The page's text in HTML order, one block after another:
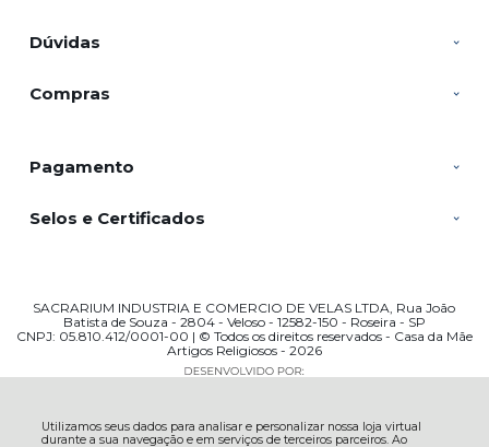
Utilizamos seus dados para analisar e personalizar nossa loja virtual
durante a sua navegação e em serviços de terceiros parceiros. Ao
Dúvidas
Compras
Pagamento
Selos e Certificados
SACRARIUM INDUSTRIA E COMERCIO DE VELAS LTDA, Rua João
Batista de Souza - 2804 - Veloso - 12582-150 - Roseira - SP
CNPJ: 05.810.412/0001-00 | © Todos os direitos reservados - Casa da Mãe
Artigos Religiosos - 2026